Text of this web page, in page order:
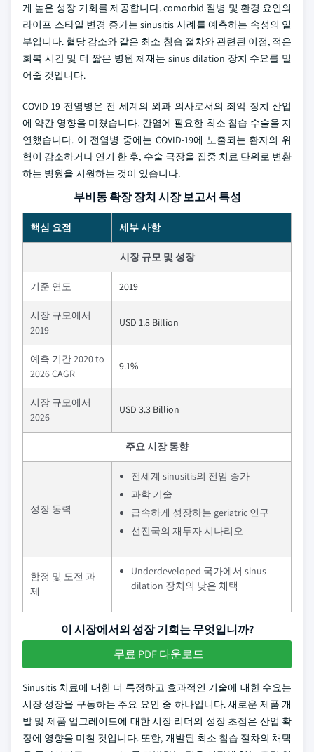
게 높은 성장 기회를 제공합니다. comorbid 질병 및 환경 요인의
라이프 스타일 변경 증가는 sinusitis 사례를 예측하는 속성의 일
부입니다. 혈당 감소와 같은 최소 침습 절차와 관련된 이점, 적은
회복 시간 및 더 짧은 병원 체재는 sinus dilation 장치 수요를 밀
어줄 것입니다.
COVID-19 전염병은 전 세계의 외과 의사로서의 죄악 장치 산업
에 약간 영향을 미쳤습니다. 간염에 필요한 최소 침습 수술을 지
연했습니다. 이 전염병 중에는 COVID-19에 노출되는 환자의 위
험이 감소하거나 연기 한 후, 수술 극장을 집중 치료 단위로 변환
하는 병원을 지원하는 것이 있습니다.
부비동 확장 장치 시장 보고서 특성
핵심 요점 세부 사항
시장 규모 및 성장
기준 연도 2019
시장 규모에서
2019
USD 1.8 Billion
예측 기간 2020 to
2026 CAGR
9.1%
시장 규모에서
2026
USD 3.3 Billion
주요 시장 동향
성장 동력
전세계 sinusitis의 전임 증가
과학 기술
급속하게 성장하는 geriatric 인구
선진국의 재투자 시나리오
함정 및 도전 과
제
Underdeveloped 국가에서 sinus
dilation 장치의 낮은 채택
이 시장에서의 성장 기회는 무엇입니까?
무료 PDF 다운로드
Sinusitis 치료에 대한 더 특정하고 효과적인 기술에 대한 수요는
시장 성장을 구동하는 주요 요인 중 하나입니다. 새로운 제품 개
발 및 제품 업그레이드에 대한 시장 리더의 성장 초점은 산업 확
장에 영향을 미칠 것입니다. 또한, 개발된 최소 침습 절차의 채택